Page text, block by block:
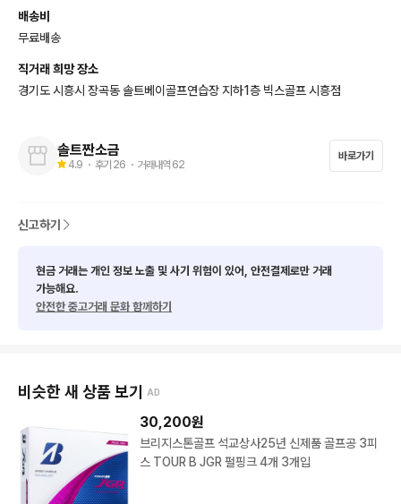
- 헤드커버는 없습니다.
- 상품번호: 825400
솔트베이골프연습장 지하1층 빅스골프 시흥점
배송비
무료배송
직거래 희망 장소
경기도 시흥시 장곡동 솔트베이골프연습장 지하1층 빅스골프 시흥점
솔트짠소금
4.9 ・ 후기 26 ・ 거래내역 62
바로가기
신고하기
현금 거래는 개인 정보 노출 및 사기 위험이 있어, 안전결제로만 거래
가능해요.
안전한 중고거래 문화 함께하기
비슷한 새 상품 보기 AD
30,200원
브리지스톤골프 석교상사25년 신제품 골프공 3피
스 TOUR B JGR 펄핑크 4개 3개입